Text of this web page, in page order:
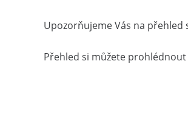
Upozorňujeme Vás na přehled
Přehled si můžete prohlédnout